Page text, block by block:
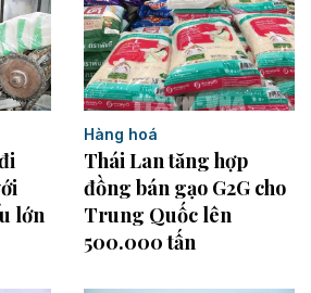
lớn
Hàng hoá
Thái Lan tăng hợp
đồng bán gạo G2G cho
Trung Quốc lên
500.000 tấn